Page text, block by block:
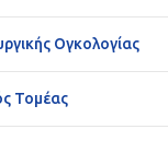
Ογκολογίας
Τομέας